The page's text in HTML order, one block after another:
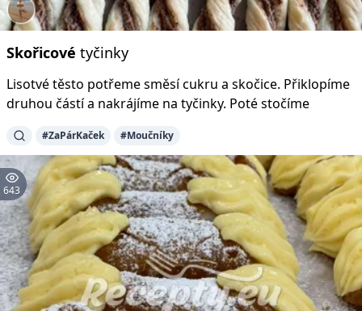
Skořicové tyčinky
Lisotvé těsto potřeme směsí cukru a skočice. Přiklopíme
druhou částí a nakrájíme na tyčinky. Poté stočíme
#ZaPárKaček #Moučníky
643